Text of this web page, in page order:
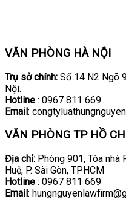
VĂN PHÒNG HÀ NỘI
Trụ sở chính: Số 14 N2 Ngõ
Nội.
Hotline : 0967 811 669
Email:
VĂN PHÒNG TP HỒ
Địa chỉ: Phòng 901, Tòa
Huệ, P. Sài Gòn, TPHCM
Hotline : 0967 811 669
Email :